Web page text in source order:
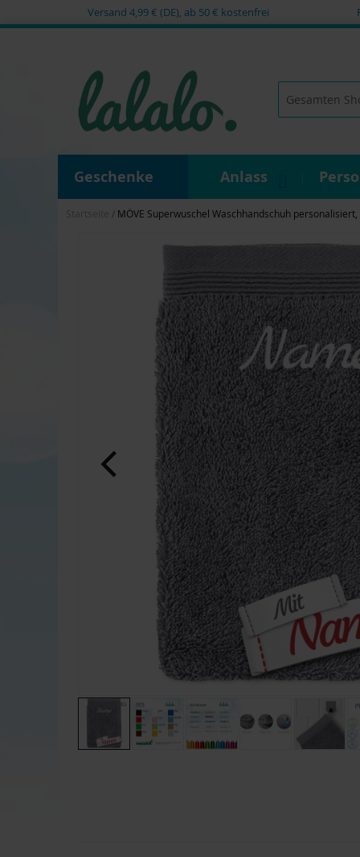
Versand 4,99 € (DE), ab 50 € kostenfrei
springen
Geschenke Anlass
MÖVE Superwuschel Waschhandschuh